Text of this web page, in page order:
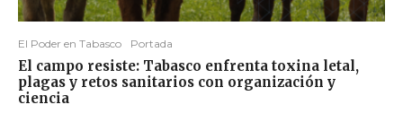
El Poder en Tabasco Portada
El campo resiste: Tabasco enfrenta toxina letal,
plagas y retos sanitarios con organización y
ciencia